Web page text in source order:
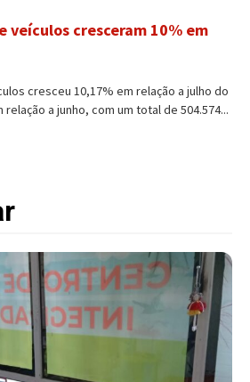
veículos cresceram 10% em
cresceu 10,17% em relação a julho do
a junho, com um total de 504.574...